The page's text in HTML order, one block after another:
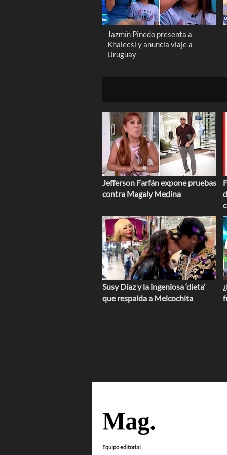
Jazmín Pinedo presenta a
Khaleesi y anuncia viaje a
Uruguay
Jefferson Farfán expone pruebas
contra Magaly Medina
Susy Díaz y la ingeniosa ‘dieta’
que respalda a Melcochita
Equipo editorial